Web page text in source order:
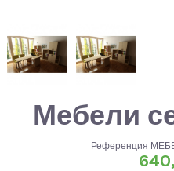
Мебели
Референция